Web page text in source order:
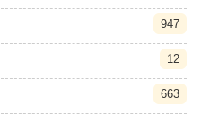
947
12
663